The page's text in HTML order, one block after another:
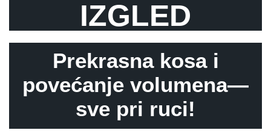
IZGLED
Prekrasna kosa i
povećanje volumena—
sve pri ruci!